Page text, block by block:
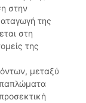
στην
της
στη
της
μεταξύ